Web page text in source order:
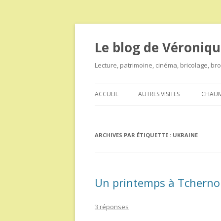
Le blog de
Lecture, patrimoine, cinéma, bricolage,
ACCUEIL AUTRES VISITES
ARCHIVES PAR ÉTIQUETTE : UKRAINE
Un printemps à
3 réponses